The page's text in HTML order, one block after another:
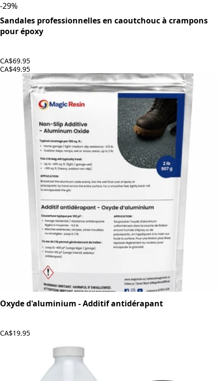
-29%
Sandales professionnelles en caoutchouc à crampons
pour époxy
CA$69.95
CA$49.95
Oxyde d'aluminium - Additif antidérapant
CA$19.95